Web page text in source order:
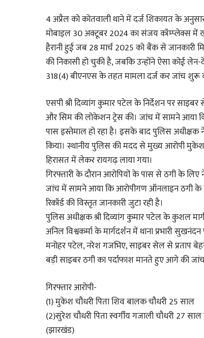
4 अप्रैल को कोतवाली थाने में दर्ज शिकायत के
मोबाइल 30 अक्टूबर 2024 का संजय कॉम्प्लेक्स में
हैरानी हुई जब 28 मार्च 2025 को बैंक से
की निकासी हो चुकी है, जबकि उन्होंने ऐसा कोई
318(4) बीएनएस के तहत मामला दर्ज कर जांच शुरू
एसपी श्री दिव्यांग कुमार पटेल के निर्देशन पर
और सिम की लोकेशन ट्रेस की। जांच में सामने आया
पास इस्तेमाल हो रहा है। इसके बाद पुलिस
किया। स्थानीय पुलिस की मदद से मुख्य आरोपी
हिरासत में लेकर रायगढ़ लाया गया।
गिरफ्तारी के दौरान आरोपियों के पास से ठगी के
जांच में सामने आया कि आरोपीगण ऑनलाइन ठगी के
रिकॉर्ड की विस्तृत जानकारी जुटा रही है।
पुलिस अधीक्षक श्री दिव्यांग कुमार पटेल के कुशल
अनिल विश्वकर्मा के मार्गदर्शन में थाना प्रभारी
मनोहर पटेल, नरेश गजभिए, साइबर सेल से प्रताप
बड़ी साइबर ठगी का पर्दाफाश मानते हुए आगे की
गिरफ्तार आरोपी-
(1) मुकेश चौधरी पिता शिव बालक चौधरी 25 साल
(2)सुरेश चौधरी पिता स्वर्गीय गजाली चौधरी 27
(झारखंड)